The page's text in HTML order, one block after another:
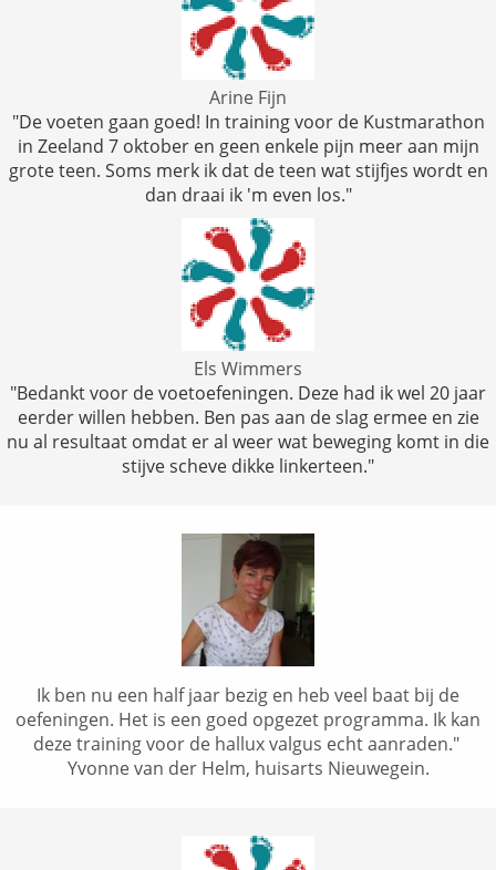
Arine Fijn
"De voeten gaan goed! In training voor de Kustmarathon
in Zeeland 7 oktober en geen enkele pijn meer aan mijn
grote teen. Soms merk ik dat de teen wat stijfjes wordt en
dan draai ik 'm even los."
Els Wimmers
"Bedankt voor de voetoefeningen. Deze had ik wel 20 jaar
eerder willen hebben. Ben pas aan de slag ermee en zie
nu al resultaat omdat er al weer wat beweging komt in die
stijve scheve dikke linkerteen."
Ik ben nu een half jaar bezig en heb veel baat bij de
oefeningen. Het is een goed opgezet programma. Ik kan
deze training voor de hallux valgus echt aanraden."
Yvonne van der Helm, huisarts Nieuwegein.